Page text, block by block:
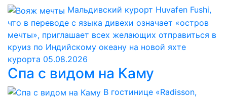
Мальдивский курорт Huvafen Fushi,
что в переводе с языка дивехи означает «остров
мечты», приглашает всех желающих отправиться в
круиз по Индийскому океану на новой яхте
курорта 05.08.2026
Спа с видом на Каму
В гостинице «Radisson,